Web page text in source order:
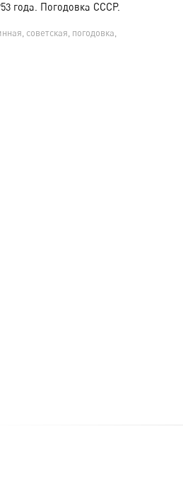
года. Погодовка СССР.
советская, погодовка,